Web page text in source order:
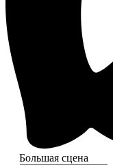
Большая сцена